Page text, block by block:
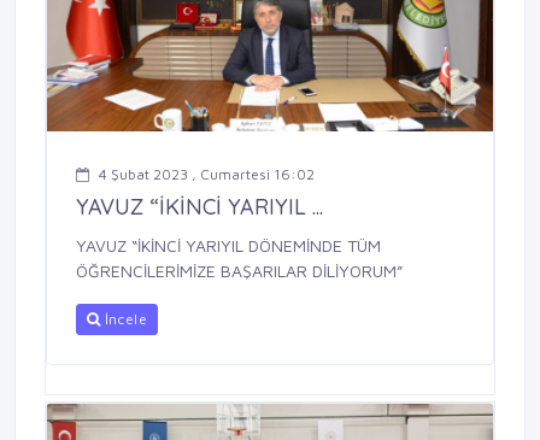
4 Şubat 2023 , Cumartesi 16:02
YAVUZ “İKİNCİ YARIYIL ...
YAVUZ “İKİNCİ YARIYIL DÖNEMİNDE TÜM
ÖĞRENCİLERİMİZE BAŞARILAR DİLİYORUM”
İncele